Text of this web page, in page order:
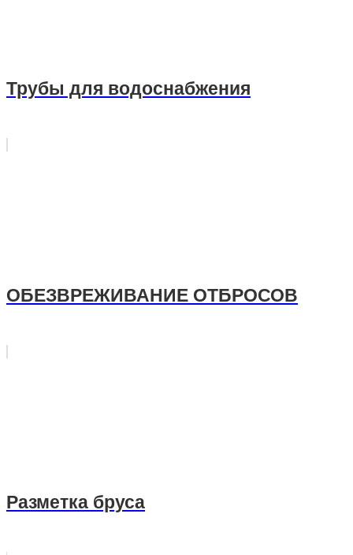
Трубы для водоснабжения
ОБЕЗВРЕЖИВАНИЕ ОТБРОСОВ
Разметка бруса